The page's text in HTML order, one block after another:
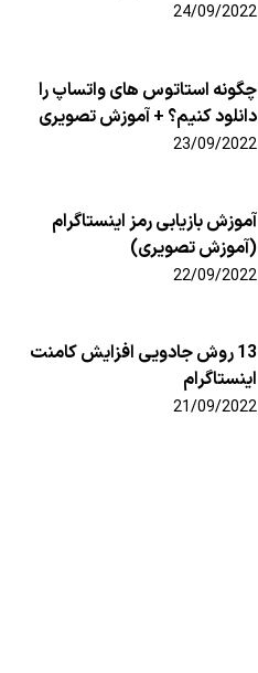
24/09/2022
چگونه استاتوس های واتساپ را
دانلود کنیم؟ + آموزش تصویری
23/09/2022
آموزش بازیابی رمز اینستاگرام
(آموزش تصویری)
22/09/2022
13 روش جادویی افزایش کامنت
اینستاگرام
21/09/2022